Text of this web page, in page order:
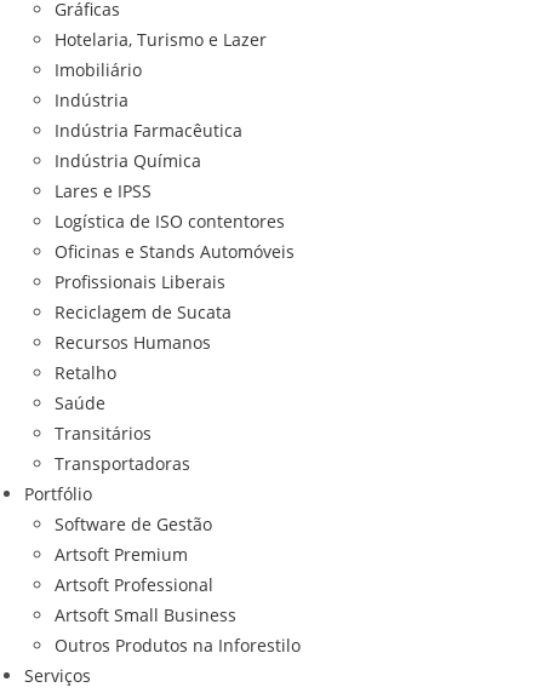
Gráficas
Hotelaria, Turismo e Lazer
Imobiliário
Indústria
Indústria Farmacêutica
Indústria Química
Lares e IPSS
Logística de ISO contentores
Oficinas e Stands Automóveis
Profissionais Liberais
Reciclagem de Sucata
Recursos Humanos
Retalho
Saúde
Transitários
Transportadoras
Portfólio
Software de Gestão
Artsoft Premium
Artsoft Professional
Artsoft Small Business
Outros Produtos na Inforestilo
Serviços